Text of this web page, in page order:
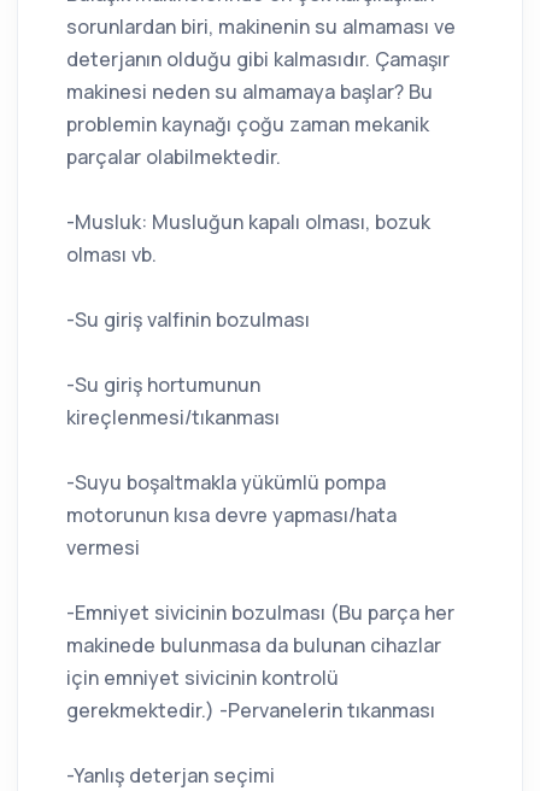
sorunlardan biri, makinenin su almaması ve
deterjanın olduğu gibi kalmasıdır. Çamaşır
makinesi neden su almamaya başlar? Bu
problemin kaynağı çoğu zaman mekanik
parçalar olabilmektedir.
-Musluk: Musluğun kapalı olması, bozuk
olması vb.
-Su giriş valfinin bozulması
-Su giriş hortumunun
kireçlenmesi/tıkanması
-Suyu boşaltmakla yükümlü pompa
motorunun kısa devre yapması/hata
vermesi
-Emniyet sivicinin bozulması (Bu parça her
makinede bulunmasa da bulunan cihazlar
için emniyet sivicinin kontrolü
gerekmektedir.) -Pervanelerin tıkanması
-Yanlış deterjan seçimi